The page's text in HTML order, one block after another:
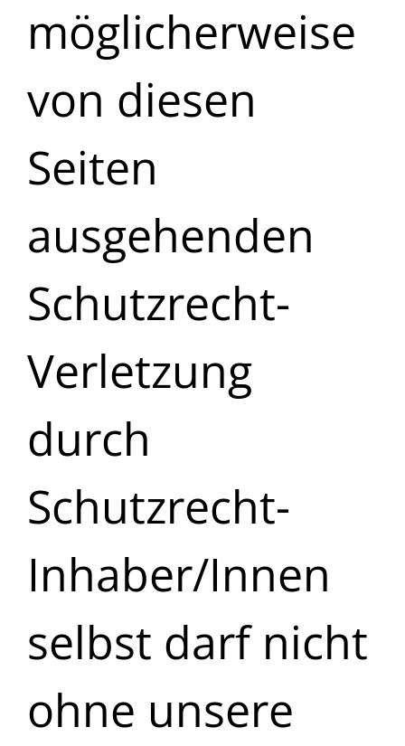
möglicherweise
von diesen
Seiten
ausgehenden
Schutzrecht-
Verletzung
durch
Schutzrecht-
Inhaber/Innen
selbst darf nicht
ohne unsere